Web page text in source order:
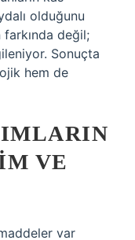
olduğunu
değil;
Sonuçta
hem de
VE
var